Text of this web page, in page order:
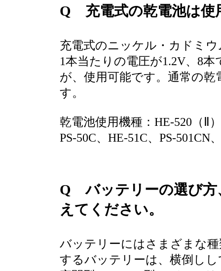
Q 充電式の乾電池は使
充電式のニッケル・カドミ
1本当たりの電圧が1.2V、8
が、使用可能です。通常の
す。
乾電池使用機種：HE-520（Ⅱ
PS-50C、HE-51C、PS-501CN
Q バッテリーの選び方
えてください。
バッテリーにはさまざまな
するバッテリーは、横倒し